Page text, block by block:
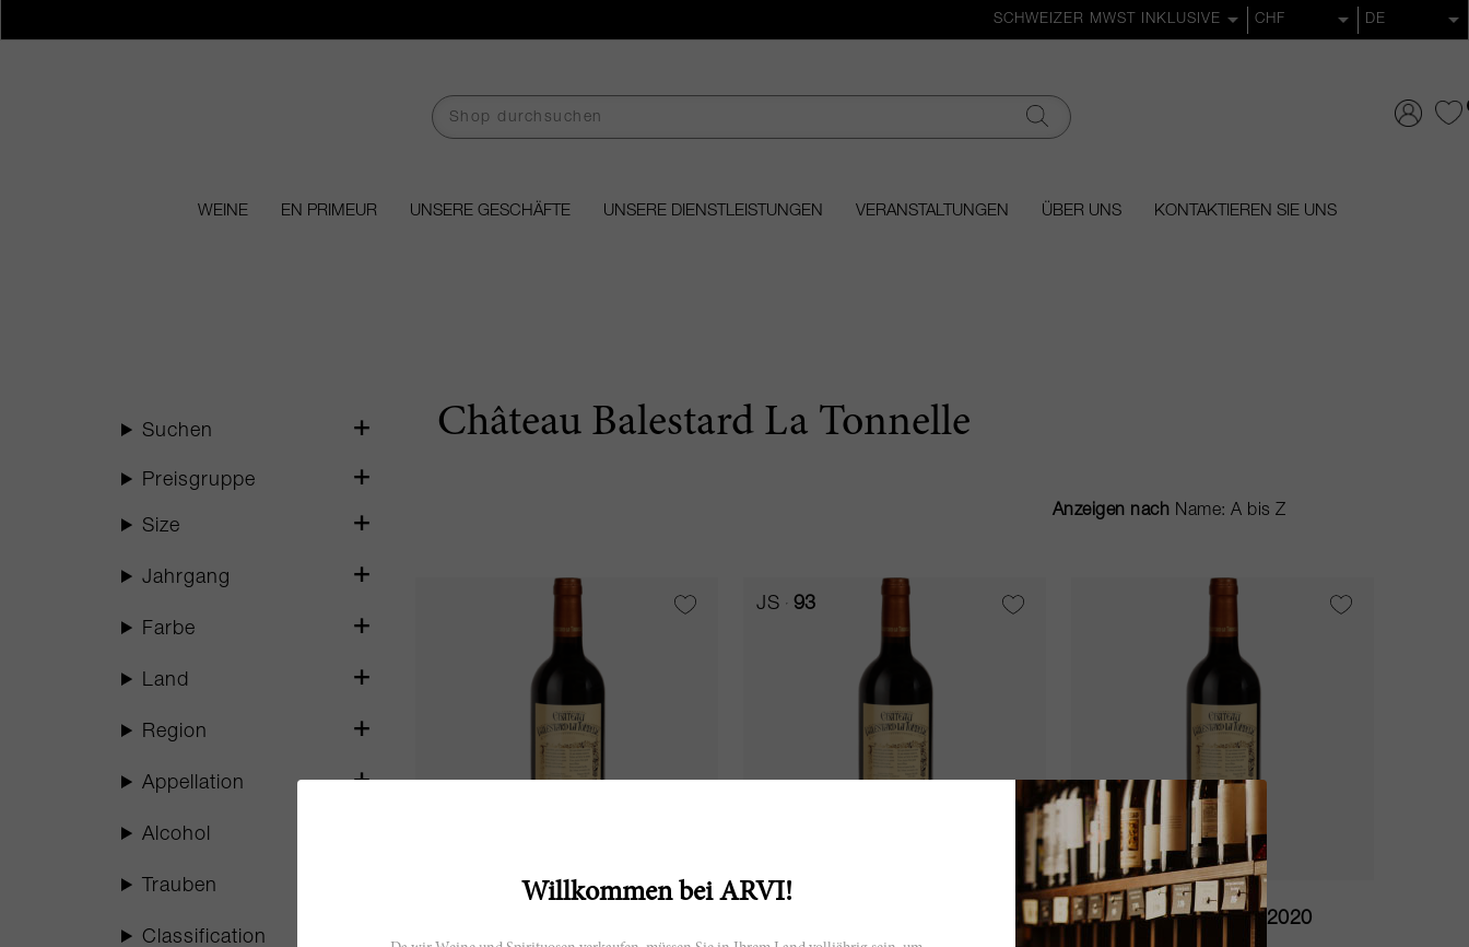
WEINE EN PRIMEUR UNSERE GESCHÄFTE UNSERE DIENSTLEISTUNGEN VERANSTALTUNGEN ÜBER UNS KONTAKTIEREN SIE UNS
Château Balestard La Tonnelle
Anzeigen nach
JS 93
75cl
Balestard La Tonnelle 2020
Suchen
Preisgruppe
Size
Jahrgang
Farbe
Land
Region
Appellation
Alcohol
Trauben
Classification
Willkommen bei ARVI!